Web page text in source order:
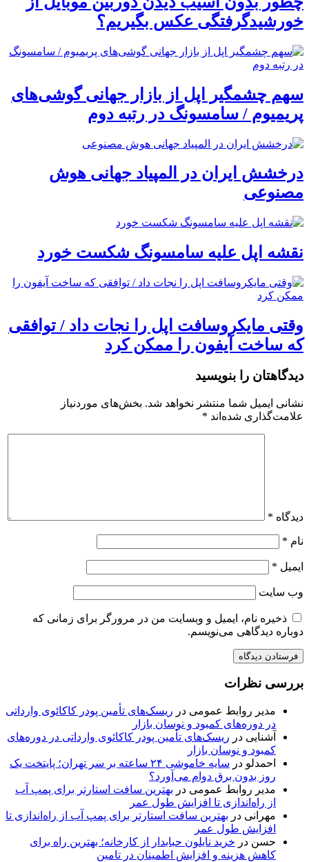
خورشیدگرفتگی عکس بگیریم؟
سهم چشمگیر اپل از بازار جهانی گوشی‌های
پریمیوم / سامسونگ در رتبه دوم
درخشش ایران در المپیاد جهانی هوش
مصنوعی
نقشه اپل علیه سامسونگ شکست خورد
وقتی مایکروسافت اپل را نجات داد / توافقی
که ساخت آیفون را ممکن کرد
دیدگاهتان را بنویسید
نشانی ایمیل شما منتشر نخواهد شد. بخش‌های موردنیاز
علامت‌گذاری شده‌اند *
دیدگاه *
نام *
ایمیل *
وب‌ سایت
ذخیره نام، ایمیل و وبسایت من در مرورگر برای زمانی که
دوباره دیدگاهی می‌نویسم.
بررسی نظرات
مدیر روابط عمومی در ریسک‌های تأمین پودر کاکائوی وارداتی
در دوره‌های کمبود و نوسان بازار
آشنایی در ریسک‌های تأمین پودر کاکائوی وارداتی در دوره‌های
کمبود و نوسان بازار
احمدلو در
سایه خاموشی ۲۴ ساعته بر سر تهران؛ پایتخت یک
روز بدون برق دوام می‌آورد؟
مدیر روابط عمومی در بهترین سافت استارتر برای پمپ آب
از راه‌اندازی تا افزایش طول عمر
مهرانی در بهترین سافت استارتر برای پمپ آب از راه‌اندازی تا
افزایش طول عمر
حسن در خرید نایلون حبابدار از کارخانه؛ بهترین راه برای
کاهش هزینه و افزایش اطمینان در تامین